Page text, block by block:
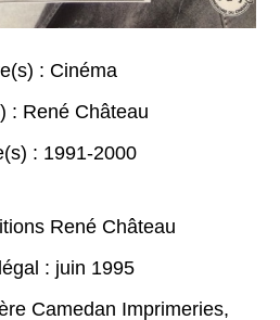
: Cinéma
: René Château
: 1991-2000
René Château
: juin 1995
Camedan Imprimeries,